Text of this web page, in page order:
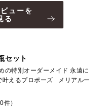
ューを
る
セット
の特別オーダーメイド 永遠に
叶えるプロポーズ メリアルー
件）